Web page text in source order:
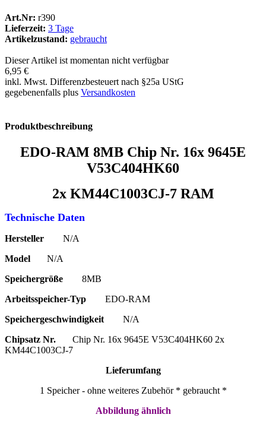
Art.Nr: r390
Lieferzeit: 3 Tage
Artikelzustand: gebraucht
Dieser Artikel ist momentan nicht verfügbar
6,95 €
inkl. Mwst. Differenzbesteuert nach §25a UStG
gegebenenfalls plus Versandkosten
Produktbeschreibung
EDO-RAM 8MB Chip Nr. 16x 9645E
V53C404HK60
2x KM44C1003CJ-7 RAM
Technische Daten
Hersteller
N/A
Model
N/A
Speichergröße
8MB
Arbeitsspeicher-Typ
EDO-RAM
Speichergeschwindigkeit
N/A
Chipsatz Nr.
Chip Nr. 16x 9645E V53C404HK60 2x
KM44C1003CJ-7
Lieferumfang
1 Speicher - ohne weiteres Zubehör * gebraucht *
Abbildung ähnlich